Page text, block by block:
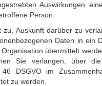
Auswirkungen
Person.
zu, Auskunft darüber zu
Daten in ein
übermittelt
Sie verlangen, über
DSGVO im
zu werden.